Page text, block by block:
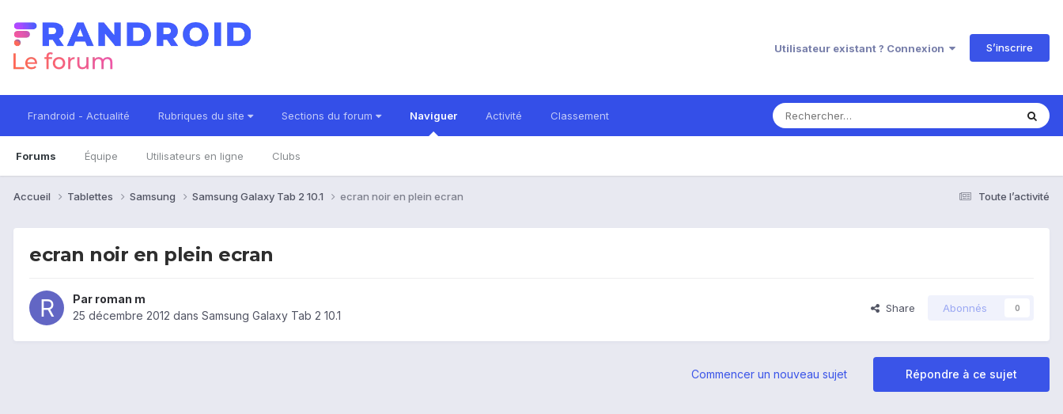
Utilisateur existant ? Connexion S’inscrire
Frandroid - Actualité Rubriques du site Sections du forum Naviguer
Forums Équipe Utilisateurs en ligne Clubs
Activité Classement
Toute l’activité
Accueil Tablettes Samsung Samsung Galaxy Tab 2 10.1 ecran noir en plein ecran
ecran noir en plein ecran
Par roman m
25 décembre 2012 dans Samsung Galaxy Tab 2 10.1
Share Abonnés 0
Répondre à ce sujet
Commencer un nouveau sujet